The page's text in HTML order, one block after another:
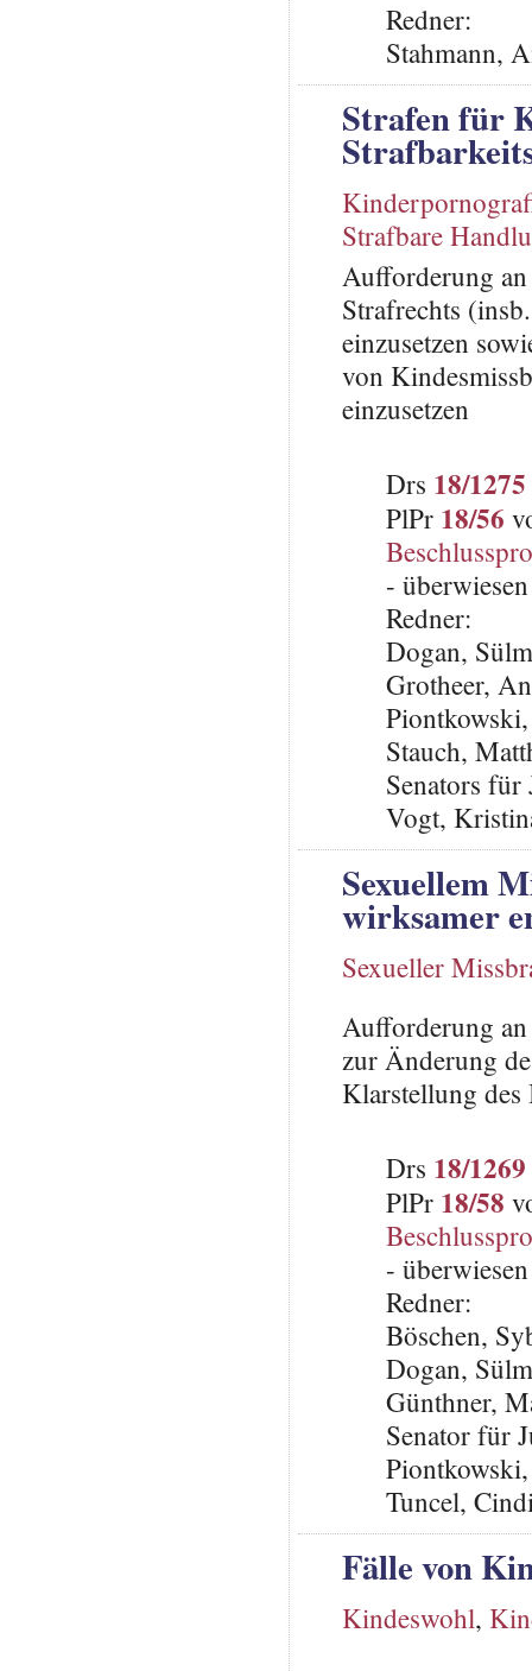
Redner:
Stahmann,
Strafen für
Strafbare
Aufforderung an
Strafrechts
einzusetzen
von
einzusetzen
Drs 18/1275
PlPr 18/56
-
Redner:
Dogan,
Grotheer,
Stauch,
Senators für
Vogt,
Sexuellem
wirksamer
Sexueller
Aufforderung
zur Änderung
Klarstellung des
Drs 18/1269
PlPr 18/58
-
Redner:
Böschen,
Dogan,
Günthner,
Senator für
Tuncel,
Fälle von
Kindeswohl,